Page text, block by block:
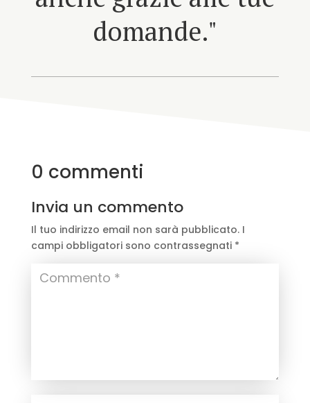
domande."
0 commenti
Invia un commento
Il tuo indirizzo email non sarà pubblicato. I
campi obbligatori sono contrassegnati *